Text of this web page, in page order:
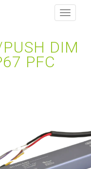
Toggle
DIM
PFC